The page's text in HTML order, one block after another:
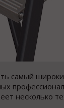
самый
несколько